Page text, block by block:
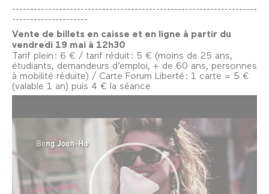
--------------------------------------------------------------------
---------------------
Vente de billets en caisse et en ligne à partir du
vendredi 19 mai à 12h30
Tarif plein : 6 € / tarif réduit : 5 € (moins de 25 ans,
étudiants, demandeurs d’emploi, + de 60 ans, personnes
à mobilité réduite) / Carte Forum Liberté : 1 carte = 5 €
(valable 1 an) puis 4 € la séance